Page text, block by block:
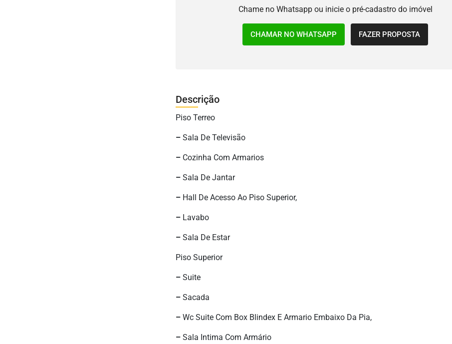
Chame no Whatsapp ou inicie o pré-cadastro do imóvel
CHAMAR NO WHATSAPP FAZER PROPOSTA
Descrição
Piso Terreo
–Sala De Televisão
–Cozinha Com Armarios
–Sala De Jantar
–Hall De Acesso Ao Piso Superior,
–Lavabo
–Sala De Estar
Piso Superior
–Suite
–Sacada
–Wc Suite Com Box Blindex E Armario Embaixo Da Pia,
–Sala Intima Com Armário